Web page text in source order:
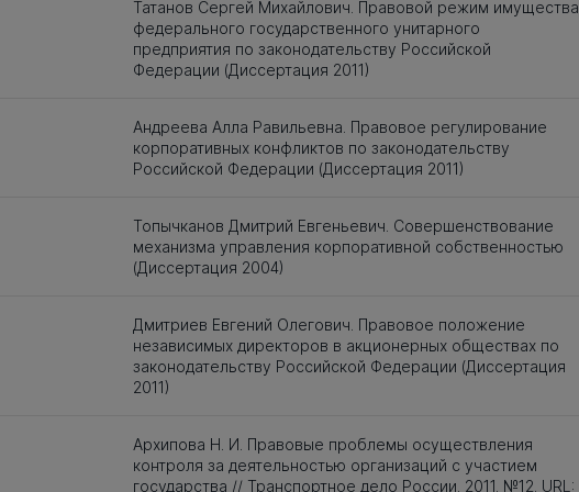
Татанов Сергей Михайлович. Правовой режим имущества
федерального государственного унитарного
предприятия по законодательству Российской
Федерации (Диссертация 2011)
Андреева Алла Равильевна. Правовое регулирование
корпоративных конфликтов по законодательству
Российской Федерации (Диссертация 2011)
Топычканов Дмитрий Евгеньевич. Совершенствование
механизма управления корпоративной собственностью
(Диссертация 2004)
Дмитриев Евгений Олегович. Правовое положение
независимых директоров в акционерных обществах по
законодательству Российской Федерации (Диссертация
2011)
Архипова Н. И. Правовые проблемы осуществления
контроля за деятельностью организаций с участием
государства // Транспортное дело России. 2011. №12. URL: